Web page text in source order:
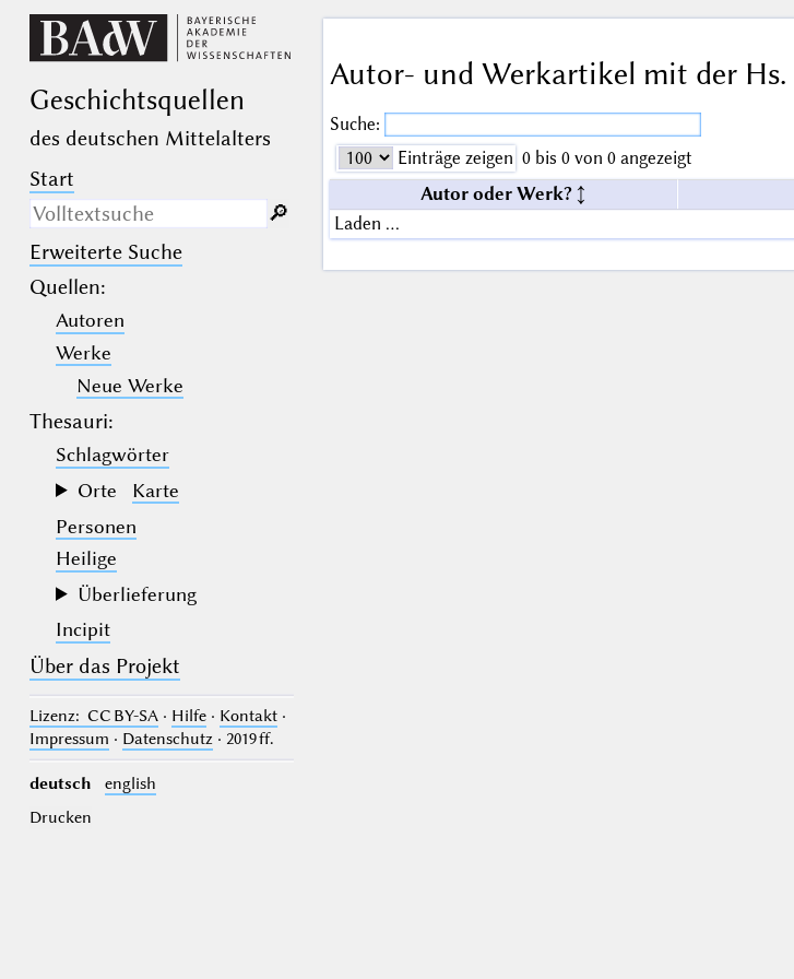
Geschichts­quellen
des deutschen Mittelalters
Start
Nur in Beschreibungs­texten
suchen
(der Unterstrich) ist Platzhalter für
genau ein Zeichen.
(das Prozentzeichen) ist Platzhalter
für kein, ein oder mehr als ein
Zeichen.
🔎︎
Erweiterte Suche
Quellen:
Autoren
Werke
Neue Werke
Thesauri:
Schlagwörter
Orte
Karte
Personen
Heilige
Überlieferung
Incipit
Über das Projekt
Lizenz: CC BY-SA· Hilfe· Kontakt·
Impressum · Datenschutz· 2019 ff.
deutsch
english
Drucken
Autor- und Werkartikel mit der Hs.
Suche:
Einträge zeigen 0 bis 0 von 0 angezeigt
Autor oder Werk?
Laden …